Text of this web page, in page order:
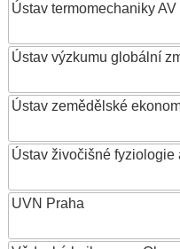
Ústav termomechaniky AV
Ústav výzkumu globální
Ústav zemědělské
Ústav živočišné fyziologie
UVN Praha